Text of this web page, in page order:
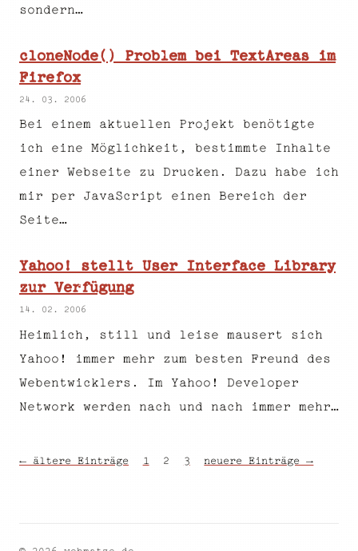
sondern…
cloneNode() Problem bei TextAreas im
Firefox
24. 03. 2006
Bei einem aktuellen Projekt benötigte
ich eine Möglichkeit, bestimmte Inhalte
einer Webseite zu Drucken. Dazu habe ich
mir per JavaScript einen Bereich der
Seite…
Yahoo! stellt User Interface Library
zur Verfügung
14. 02. 2006
Heimlich, still und leise mausert sich
Yahoo! immer mehr zum besten Freund des
Webentwicklers. Im Yahoo! Developer
Network werden nach und nach immer mehr…
← ältere Einträge 2 3 neuere Einträge →